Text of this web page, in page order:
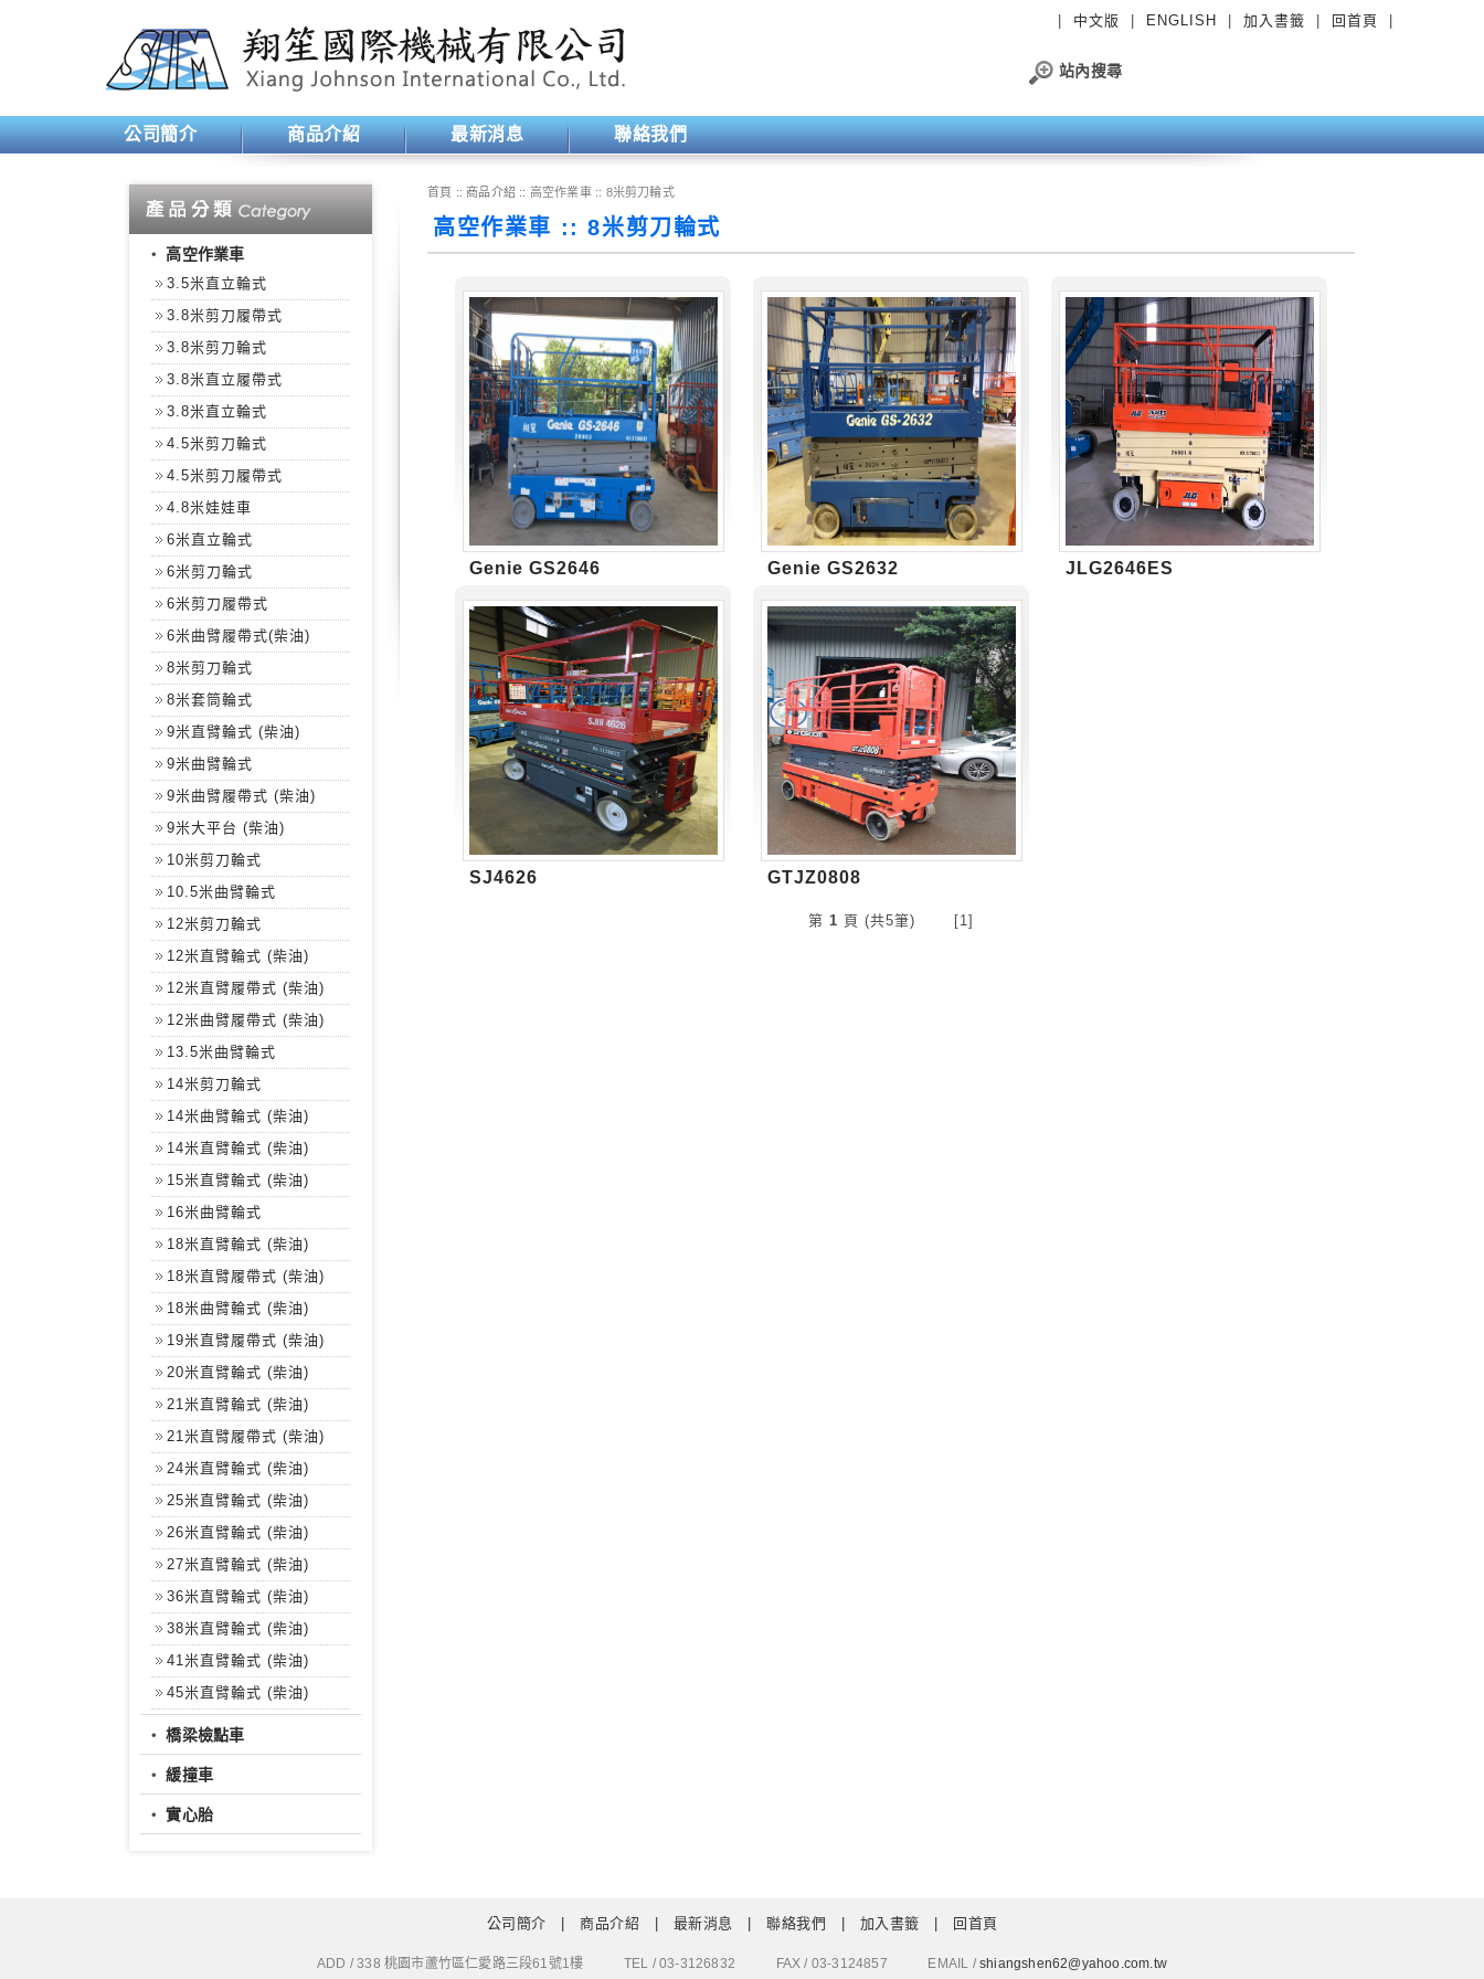
中文版 ENGLISH 加入書籤 回首頁
站內搜尋
公司簡介 商品介紹 最新消息 聯絡我們
‧高空作業車
3.5米直立輪式
3.8米剪刀履帶式
3.8米剪刀輪式
3.8米直立履帶式
3.8米直立輪式
4.5米剪刀輪式
4.5米剪刀履帶式
4.8米娃娃車
6米直立輪式
6米剪刀輪式
6米剪刀履帶式
6米曲臂履帶式(柴油)
8米剪刀輪式
8米套筒輪式
9米直臂輪式 (柴油)
9米曲臂輪式
9米曲臂履帶式 (柴油)
9米大平台 (柴油)
10米剪刀輪式
10.5米曲臂輪式
12米剪刀輪式
12米直臂輪式 (柴油)
12米直臂履帶式 (柴油)
12米曲臂履帶式 (柴油)
13.5米曲臂輪式
14米剪刀輪式
14米曲臂輪式 (柴油)
14米直臂輪式 (柴油)
15米直臂輪式 (柴油)
16米曲臂輪式
18米直臂輪式 (柴油)
18米直臂履帶式 (柴油)
18米曲臂輪式 (柴油)
19米直臂履帶式 (柴油)
20米直臂輪式 (柴油)
21米直臂輪式 (柴油)
21米直臂履帶式 (柴油)
24米直臂輪式 (柴油)
25米直臂輪式 (柴油)
26米直臂輪式 (柴油)
27米直臂輪式 (柴油)
36米直臂輪式 (柴油)
38米直臂輪式 (柴油)
41米直臂輪式 (柴油)
45米直臂輪式 (柴油)
‧橋梁檢點車
‧緩撞車
‧實心胎
首頁 :: 商品介紹 :: 高空作業車:: 8米剪刀輪式
高空作業車 :: 8米剪刀輪式
Genie GS2646 Genie GS2632 JLG2646ES
SJ4626 GTJZ0808
第 1 頁 (共5筆) [1]
公司簡介 商品介紹 最新消息 聯絡我們 加入書籤 回首頁
ADD / 338 桃園市蘆竹區仁愛路三段61號1樓 TEL / 03-3126832 FAX / 03-3124857 EMAIL / shiangshen62@yahoo.com.tw